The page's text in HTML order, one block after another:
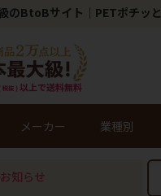
のBtoBサイト｜PETポチッと
メーカー 業種別
知らせ